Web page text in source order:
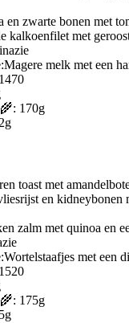
en zwarte bonen met
kalkoenfilet met
Magere melk met een
1470
🌾: 170g
toast met
en kidneybonen
zalm met quinoa en
Wortelstaafjes met een
1520
🌾: 175g